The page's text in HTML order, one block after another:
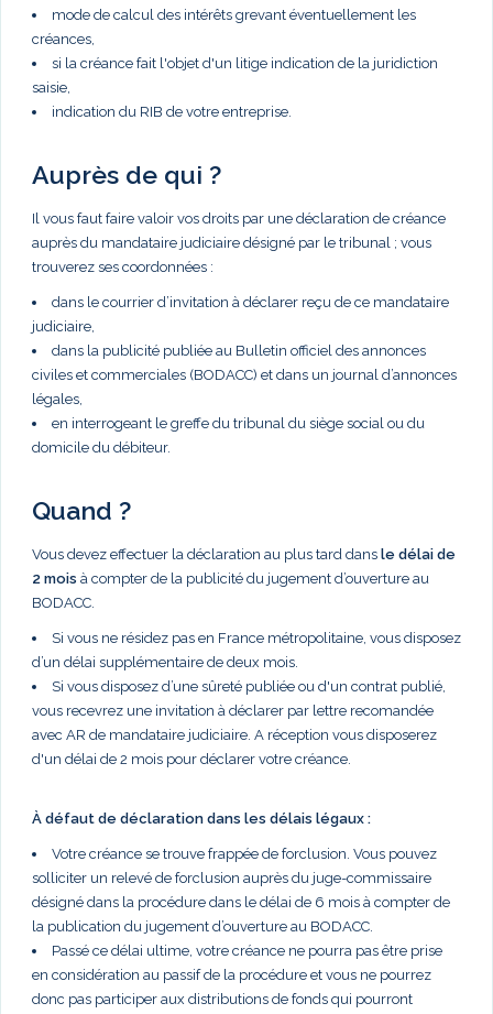
mode de calcul des intérêts grevant éventuellement les
créances,
si la créance fait l'objet d'un litige indication de la juridiction
saisie,
indication du RIB de votre entreprise.
Auprès de qui ?
Il vous faut faire valoir vos droits par une déclaration de créance
auprès du mandataire judiciaire désigné par le tribunal ; vous
trouverez ses coordonnées :
dans le courrier d’invitation à déclarer reçu de ce mandataire
judiciaire,
dans la publicité publiée au Bulletin officiel des annonces
civiles et commerciales (BODACC) et dans un journal d’annonces
légales,
en interrogeant le greffe du tribunal du siège social ou du
domicile du débiteur.
Quand ?
Vous devez effectuer la déclaration au plus tard dans le délai de
2 mois à compter de la publicité du jugement d’ouverture au
BODACC.
Si vous ne résidez pas en France métropolitaine, vous disposez
d’un délai supplémentaire de deux mois.
Si vous disposez d’une sûreté publiée ou d'un contrat publié,
vous recevrez une invitation à déclarer par lettre recomandée
avec AR de mandataire judiciaire. A réception vous disposerez
d'un délai de 2 mois pour déclarer votre créance.
À défaut de déclaration dans les délais légaux :
Votre créance se trouve frappée de forclusion. Vous pouvez
solliciter un relevé de forclusion auprès du juge-commissaire
désigné dans la procédure dans le délai de 6 mois à compter de
la publication du jugement d’ouverture au BODACC.
Passé ce délai ultime, votre créance ne pourra pas être prise
en considération au passif de la procédure et vous ne pourrez
donc pas participer aux distributions de fonds qui pourront